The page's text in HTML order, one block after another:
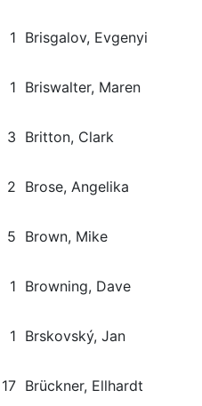
1 Brisgalov, Evgenyi
1 Briswalter, Maren
3 Britton, Clark
2 Brose, Angelika
5 Brown, Mike
1 Browning, Dave
1 Brskovský, Jan
17 Brückner, Ellhardt